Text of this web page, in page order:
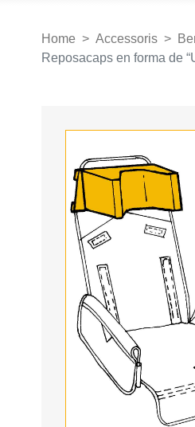
Home Accessoris
Reposacaps en forma de